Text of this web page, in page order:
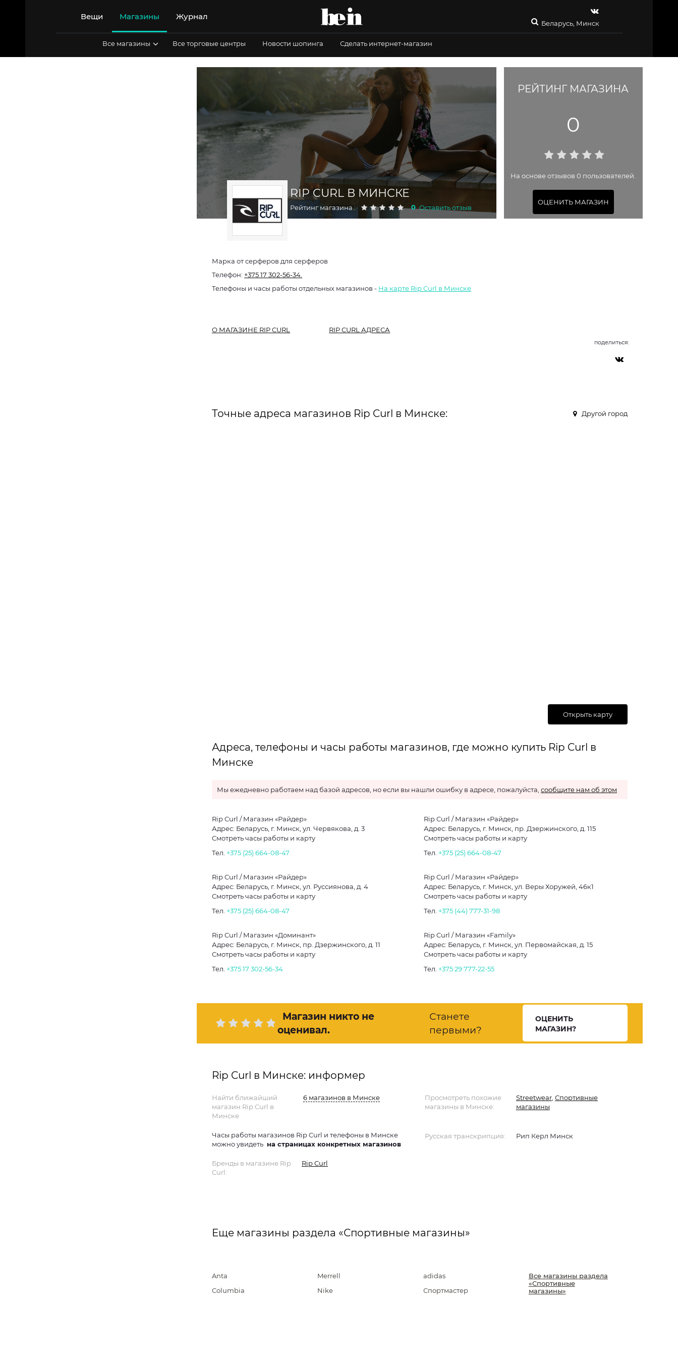
Вещи Магазины Журнал
Беларусь, Минск
Все магазины Все торговые центры Новости шопинга Сделать интернет-магазин
RIP CURL В МИНСКЕ
Рейтинг магазина : 0 Оставить отзыв
РЕЙТИНГ МАГАЗИНА
0
На основе отзывов 0 пользователей.
ОЦЕНИТЬ МАГАЗИН
Марка от серферов для серферов
Телефон: +375 17 302-56-34.
Телефоны и часы работы отдельных магазинов - На карте Rip Curl в Минске
О МАГАЗИНЕ RIP CURL RIP CURL АДРЕСА
поделиться:
Точные адреса магазинов Rip Curl в Минске: Другой город
Открыть карту
Адреса, телефоны и часы работы магазинов, где можно купить Rip Curl в
Минске
Мы ежедневно работаем над базой адресов, но если вы нашли ошибку в адресе, пожалуйста, сообщите нам об этом
Rip Curl / Магазин «Райдер»
Адрес: Беларусь, г. Минск, ул. Червякова, д. 3
Смотреть часы работы и карту
Тел. +375 (25) 664-08-47
Rip Curl / Магазин «Райдер»
Адрес: Беларусь, г. Минск, пр. Дзержинского, д. 115
Смотреть часы работы и карту
Тел. +375 (25) 664-08-47
Rip Curl / Магазин «Райдер»
Адрес: Беларусь, г. Минск, ул. Руссиянова, д. 4
Смотреть часы работы и карту
Тел. +375 (25) 664-08-47
Rip Curl / Магазин «Райдер»
Адрес: Беларусь, г. Минск, ул. Веры Хоружей, 46к1
Смотреть часы работы и карту
Тел. +375 (44) 777-31-98
Rip Curl / Магазин «Доминант»
Адрес: Беларусь, г. Минск, пр. Дзержинского, д. 11
Смотреть часы работы и карту
Тел. +375 17 302-56-34
Rip Curl / Магазин «Family»
Адрес: Беларусь, г. Минск, ул. Первомайская, д. 15
Смотреть часы работы и карту
Тел. +375 29 777-22-55
Магазин никто не
оценивал.
Станете
первыми?
ОЦЕНИТЬ
МАГАЗИН?
Rip Curl в Минске: информер
Найти ближайший
магазин Rip Curl в
Минске
6 магазинов в Минске
Часы работы магазинов Rip Curl и телефоны в Минске
можно увидеть на страницах конкретных магазинов
Просмотреть похожие
магазины в Минске:
Streetwear, Спортивные
магазины
Русская транскрипция: Рип Керл Минск
Бренды в магазине Rip
Curl:
Rip Curl
Еще магазины раздела «Спортивные магазины»
Anta
Columbia
Merrell
Nike
adidas
Спортмастер
Все магазины раздела
«Спортивные
магазины»